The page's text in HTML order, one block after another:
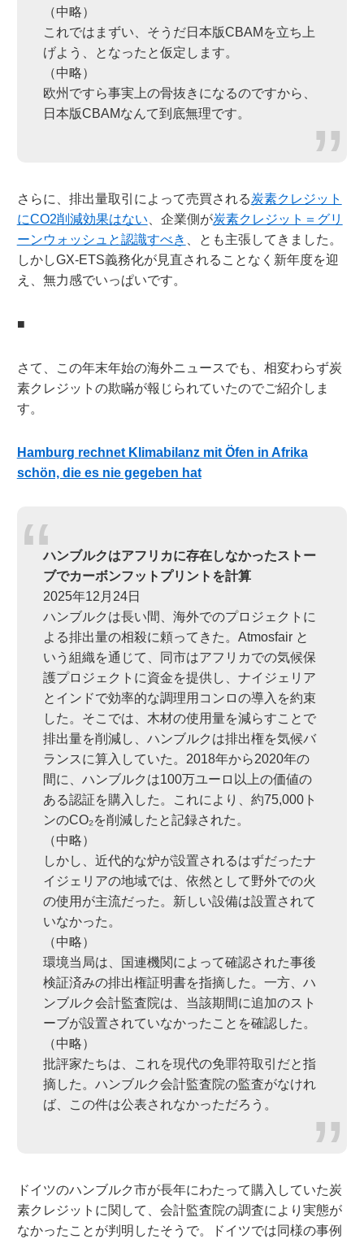
（中略）
これではまずい、そうだ日本版CBAMを立ち上
げよう、となったと仮定します。
（中略）
欧州ですら事実上の骨抜きになるのですから、
日本版CBAMなんて到底無理です。
さらに、排出量取引によって売買される炭素クレジット
にCO2削減効果はない、企業側が炭素クレジット＝グリ
ーンウォッシュと認識すべき 、とも主張してきました。
しかしGX-ETS義務化が見直されることなく新年度を迎
え、無力感でいっぱいです。
■
さて、この年末年始の海外ニュースでも、相変わらず炭
素クレジットの欺瞞が報じられていたのでご紹介しま
す。
Hamburg rechnet Klimabilanz mit Öfen in Afrika
schön, die es nie gegeben hat
ハンブルクはアフリカに存在しなかったストー
ブでカーボンフットプリントを計算
2025年12月24日
ハンブルクは長い間、海外でのプロジェクトに
よる排出量の相殺に頼ってきた。Atmosfair と
いう組織を通じて、同市はアフリカでの気候保
護プロジェクトに資金を提供し、ナイジェリア
とインドで効率的な調理用コンロの導入を約束
した。そこでは、木材の使用量を減らすことで
排出量を削減し、ハンブルクは排出権を気候バ
ランスに算入していた。2018年から2020年の
間に、ハンブルクは100万ユーロ以上の価値の
ある認証を購入した。これにより、約75,000ト
ンのCO₂を削減したと記録された。
（中略）
しかし、近代的な炉が設置されるはずだったナ
イジェリアの地域では、依然として野外での火
の使用が主流だった。新しい設備は設置されて
いなかった。
（中略）
環境当局は、国連機関によって確認された事後
検証済みの排出権証明書を指摘した。一方、ハ
ンブルク会計監査院は、当該期間に追加のスト
ーブが設置されていなかったことを確認した。
（中略）
批評家たちは、これを現代の免罪符取引だと指
摘した。ハンブルク会計監査院の監査がなけれ
ば、この件は公表されなかっただろう。
ドイツのハンブルク市が長年にわたって購入していた炭
素クレジットに関して、会計監査院の調査により実態が
なかったことが判明したそうで。ドイツでは同様の事例